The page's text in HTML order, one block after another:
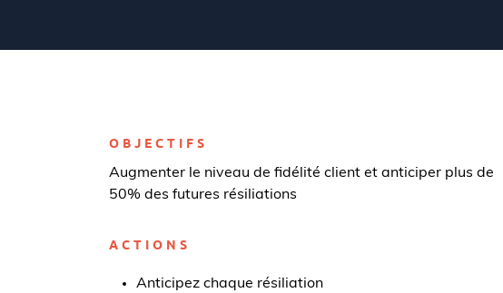
OBJECTIFS
Augmenter le niveau de fidélité client et anticiper plus de
50% des futures résiliations
ACTIONS
Anticipez chaque résiliation